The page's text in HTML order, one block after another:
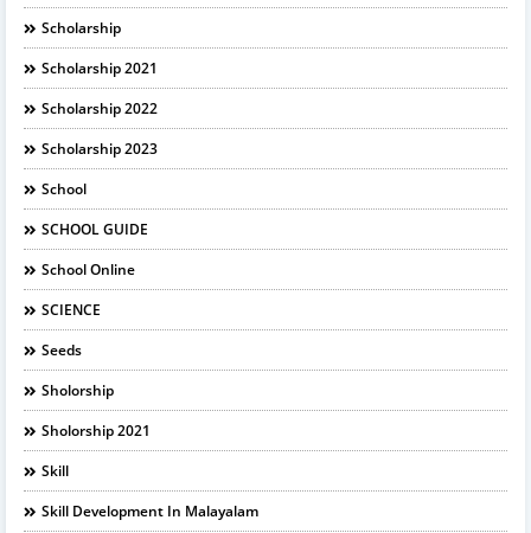
Scholarship
Scholarship 2021
Scholarship 2022
Scholarship 2023
School
SCHOOL GUIDE
School Online
SCIENCE
Seeds
Sholorship
Sholorship 2021
Skill
Skill Development In Malayalam